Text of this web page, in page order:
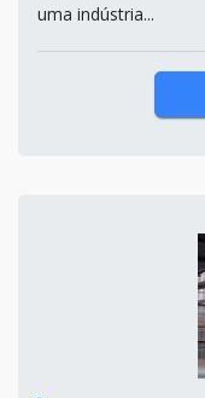
uma indústria...